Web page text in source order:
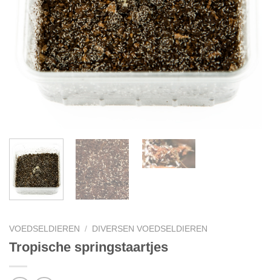
VOEDSELDIEREN / DIVERSEN VOEDSELDIEREN
Tropische springstaartjes